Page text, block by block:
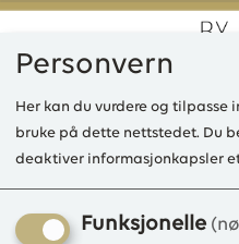
LD Italian
Personvern
Her kan du vurdere og tilpasse
bruke på dette nettstedet. Du
deaktiver informasjonkapsler
Funksjonelle